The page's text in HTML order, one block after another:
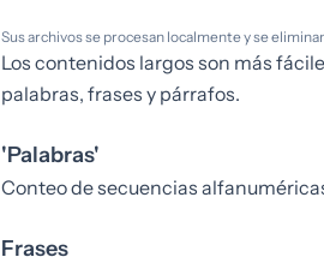
Sus archivos se procesan localmente y se
Los contenidos largos son más
palabras, frases y párrafos.
'Palabras'
Conteo de secuencias
Frases